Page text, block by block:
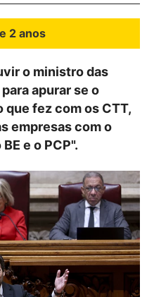
2 anos
o ministro das
apurar se o
que fez com os CTT,
empresas com o
e o PCP".